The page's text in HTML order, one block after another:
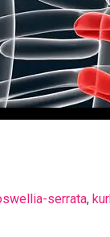
serrata,